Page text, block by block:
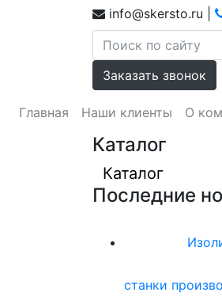
info@skersto.ru
Заказать звонок
Главная Наши клиенты О
Каталог
Каталог
Последние
станки